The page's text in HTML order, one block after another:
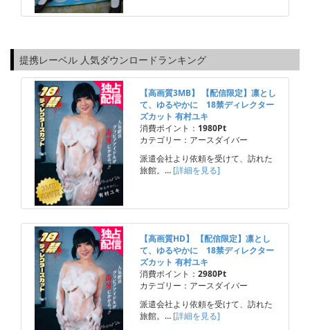
提携レーベル 人気ダウンロードランキング
【高画質3MB】 【配信限定】凛とし
て、ゆるやかに 18禁ディレクター
ズカット 有村ユキ
消費ポイント： 1980Pt
カテゴリー：アースダイバー
派遣会社より依頼を受けて、訪れた
旅館。… [詳細を見る]
【高画質HD】 【配信限定】凛とし
て、ゆるやかに 18禁ディレクター
ズカット 有村ユキ
消費ポイント： 2980Pt
カテゴリー：アースダイバー
派遣会社より依頼を受けて、訪れた
旅館。… [詳細を見る]